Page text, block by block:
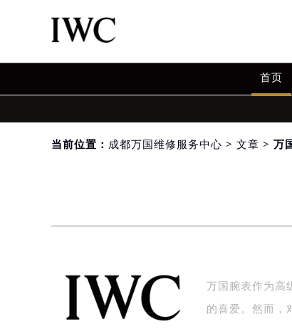
首页
当前位置： 成都万国维修服务中心 > 文章 > 万
万国腕表作为高
的喜爱。然而，